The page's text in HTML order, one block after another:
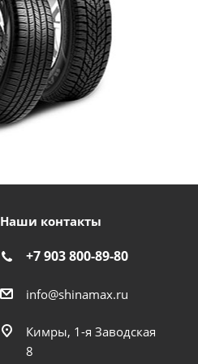
Наши контакты
+7 903 800-89-80
info@shinamax.ru
Кимры, 1-я Заводская
8